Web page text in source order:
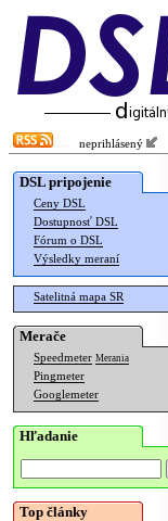
neprihlásený
DSL pripojenie
Ceny DSL
Dostupnosť DSL
Fórum o DSL
Výsledky meraní
Satelitná mapa SR
Merače
Speedmeter Merania
Pingmeter
Googlemeter
Hľadanie
Top články